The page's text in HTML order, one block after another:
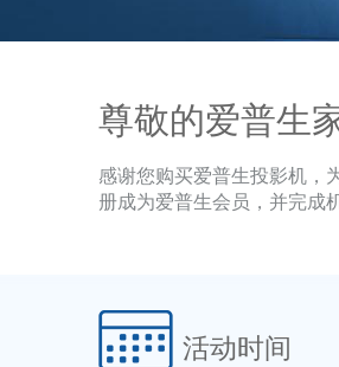
尊敬的爱普生
感谢您购买爱普生投影机，
册成为爱普生会员，并完成
活动时间